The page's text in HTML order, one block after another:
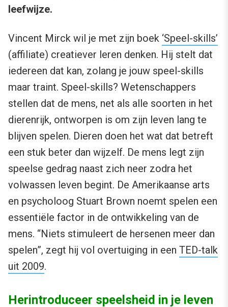
leefwijze.
Vincent Mirck wil je met zijn boek ‘Speel-skills’
(affiliate) creatiever leren denken. Hij stelt dat
iedereen dat kan, zolang je jouw speel-skills
maar traint. Speel-skills? Wetenschappers
stellen dat de mens, net als alle soorten in het
dierenrijk, ontworpen is om zijn leven lang te
blijven spelen. Dieren doen het wat dat betreft
een stuk beter dan wijzelf. De mens legt zijn
speelse gedrag naast zich neer zodra het
volwassen leven begint. De Amerikaanse arts
en psycholoog Stuart Brown noemt spelen een
essentiële factor in de ontwikkeling van de
mens. “Niets stimuleert de hersenen meer dan
spelen”, zegt hij vol overtuiging in een TED-talk
uit 2009.
Herintroduceer speelsheid in je leven